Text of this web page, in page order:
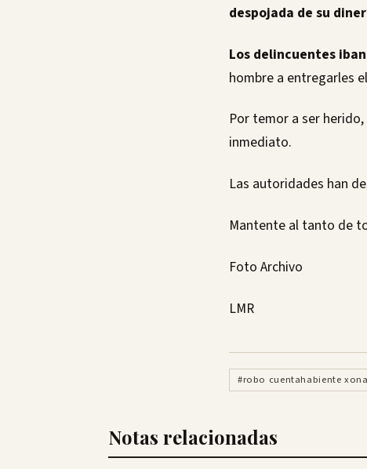
despojada de su
Los delincuentes
hombre a entregarles
Por temor a ser herido,
inmediato.
Las autoridades han
Mantente al tanto de
Foto Archivo
LMR
#robo cuentahabiente
Notas relacionadas